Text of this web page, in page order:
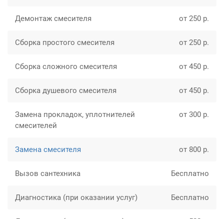
Демонтаж смесителя от 250 р.
Сборка простого смесителя от 250 р.
Сборка сложного смесителя от 450 р.
Сборка душевого смесителя от 450 р.
Замена прокладок, уплотнителей
смесителей
от 300 р.
Замена смесителя от 800 р.
Вызов сантехника Бесплатно
Диагностика (при оказании услуг) Бесплатно